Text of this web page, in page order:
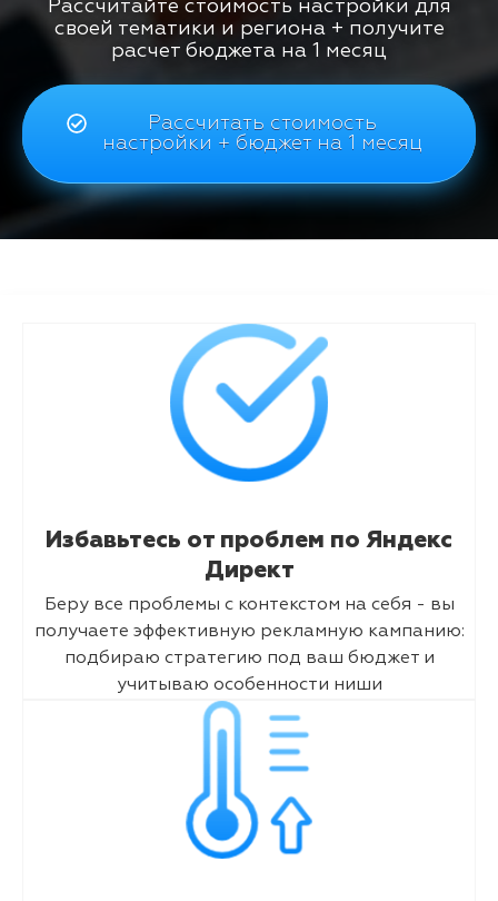
Рассчитайте стоимость настройки для
своей тематики и региона + получите
расчет бюджета на 1 месяц
Рассчитать стоимость
настройки + бюджет на 1 месяц
Избавьтесь от проблем по Яндекс
Директ
Беру все проблемы с контекстом на себя - вы
получаете эффективную рекламную кампанию:
подбираю стратегию под ваш бюджет и
учитываю особенности ниши